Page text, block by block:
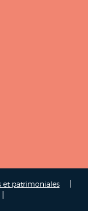
et patrimoniales